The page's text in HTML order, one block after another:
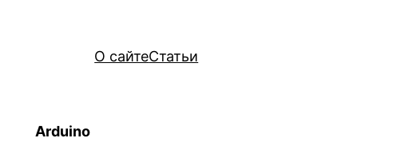
О сайтеСтатьи
Arduino